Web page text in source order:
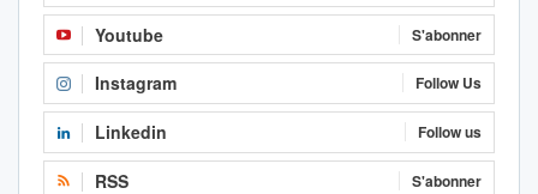
Youtube S'abonner
Instagram Follow Us
Linkedin Follow us
RSS S'abonner